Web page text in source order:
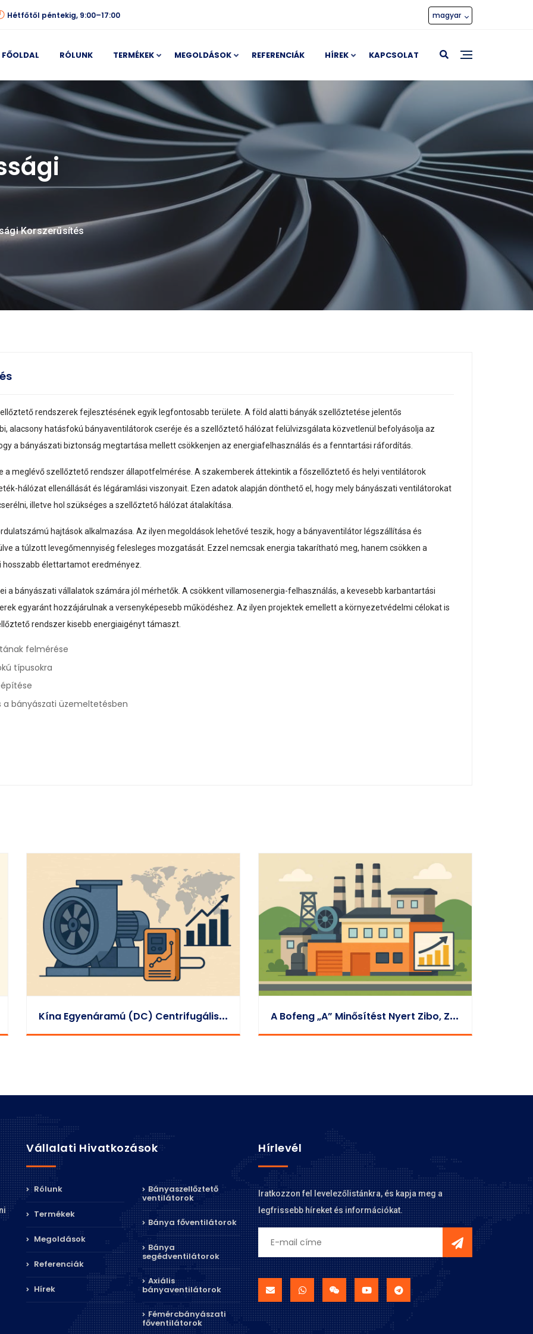
Hétfőtől péntekig, 9:00–17:00 magyar
FŐOLDAL RÓLUNK TERMÉKEK MEGOLDÁSOK REFERENCIÁK HÍREK KAPCSOLAT
Korszerűsítés
rendszerek fejlesztésének egyik legfontosabb területe. A föld alatti bányák szellőztetése jelentős
alacsony hatásfokú bányaventilátorok cseréje és a szellőztető hálózat felülvizsgálata közvetlenül befolyásolja az
a bányászati biztonság megtartása mellett csökkenjen az energiafelhasználás és a fenntartási ráfordítás.
a meglévő szellőztető rendszer állapotfelmérése. A szakemberek áttekintik a főszellőztető és helyi ventilátorok
hálózat ellenállását és légáramlási viszonyait. Ezen adatok alapján dönthető el, hogy mely bányászati ventilátorokat
illetve hol szükséges a szellőztető hálózat átalakítása.
hajtások alkalmazása. Az ilyen megoldások lehetővé teszik, hogy a bányaventilátor légszállítása és
a túlzott levegőmennyiség felesleges mozgatását. Ezzel nemcsak energia takarítható meg, hanem csökken a
élettartamot eredményez.
a bányászati vállalatok számára jól mérhetők. A csökkent villamosenergia-felhasználás, a kevesebb karbantartási
egyaránt hozzájárulnak a versenyképesebb működéshez. Az ilyen projektek emellett a környezetvédelmi célokat is
rendszer kisebb energiaigényt támaszt.
felmérése
típusokra
bányászati üzemeltetésben
K
Ína Egyenáramú (DC) Centrifugális Ventilátorainak Gyors Piaci Bővülése A
Bofeng „A” Minősítést Nyert Zibo, Zhoucun Körzet 2021-Es „területegységre Jutó Teljesítmény” Értékelésén
Vállalati Hivatkozások
Rólunk
Termékek
Megoldások
Referenciák
Hírek
Bányaszellőztető
ventilátorok
Bánya főventilátorok
Bánya
segédventilátorok
Axiális
bányaventilátorok
Fémércbányászati
főventilátorok
Hírlevél
Iratkozzon fel levelezőlistánkra, és kapja meg a
legfrissebb híreket és információkat.